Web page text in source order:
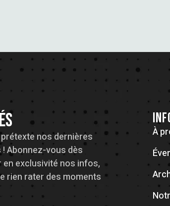
nos dernières
Abonnez-vous dès
exclusivité nos infos,
rien rater des moments
À